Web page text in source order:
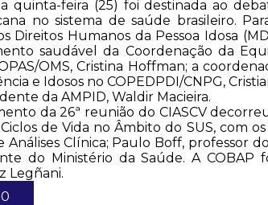
quinta-feira (25) foi destinada ao
no sistema de saúde brasileiro.
Direitos Humanos da Pessoa Idosa
saudável da Coordenação da
OMS, Cristina Hoffman; a
e Idosos no COPEDPDI/CNPG,
da AMPID, Waldir Macieira.
da 26ª reunião do CIASCV
de Vida no Âmbito do SUS, com
Análises Clínica; Paulo Boff, professor
do Ministério da Saúde. A
Legñani.
0